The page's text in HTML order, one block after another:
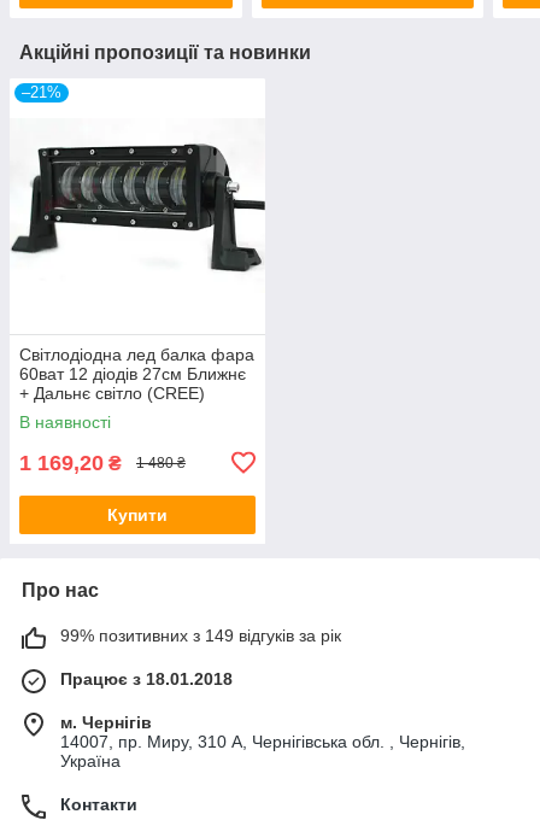
Акційні пропозиції та новинки
–21%
Світлодіодна лед балка фара
60ват 12 діодів 27см Ближнє
+ Дальнє світло (CREE)
В наявності
1 169,20 ₴ 1 480 ₴
Купити
Про нас
99% позитивних з 149 відгуків за рік
Працює з 18.01.2018
м. Чернігів
14007, пр. Миру, 310 А, Чернігівська обл. , Чернігів,
Україна
Контакти